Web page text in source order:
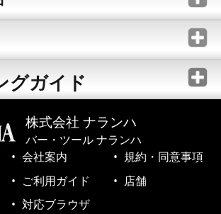
グガイド
株式会社 ナランハ
バー・ツール ナランハ
会社案内
規約・同意事項
ご利用ガイド
店舗
対応ブラウザ